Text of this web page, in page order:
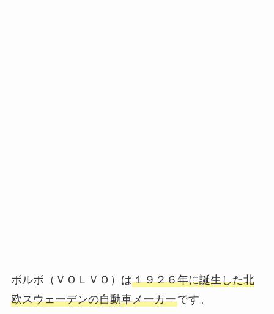
ボルボ（ＶＯＬＶＯ）は１９２６年に誕生した北
欧スウェーデンの自動車メーカーです。